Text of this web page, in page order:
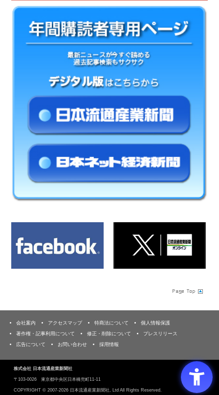
会社案内 アクセスマップ 特商法について
個人情報保護
著作権・記事利用について
修正・削除について
プレスリリース
広告について
お問い合わせ 採用情報
株式会社 日本流通産業新聞社
〒103‐0026 東京都中央区日本橋兜町11-11
COPYRIGHT © 2007-2026 日本流通産業新聞社, Ltd All Rights Reserved.